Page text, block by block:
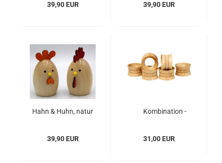
39,90 EUR 39,90 EUR
Hahn & Huhn, natur
39,90 EUR
Kombination -
31,00 EUR